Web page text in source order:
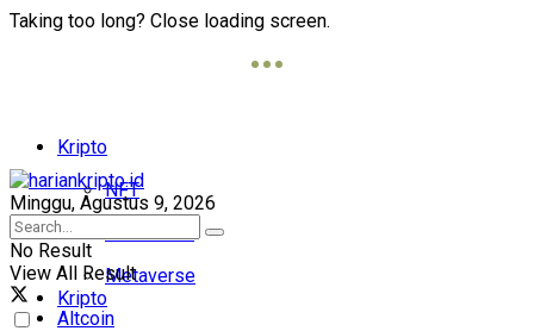
Taking too long? Close loading screen.
Kripto
NFT
Blockchain
Metaverse
Altcoin
Minggu, Agustus 9, 2026
No Result
View All Result
Kripto